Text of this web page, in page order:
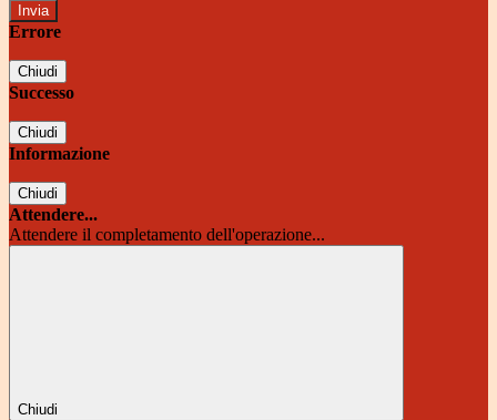
Errore
Chiudi
Successo
Chiudi
Informazione
Chiudi
Attendere...
Attendere il completamento dell'operazione...
Chiudi